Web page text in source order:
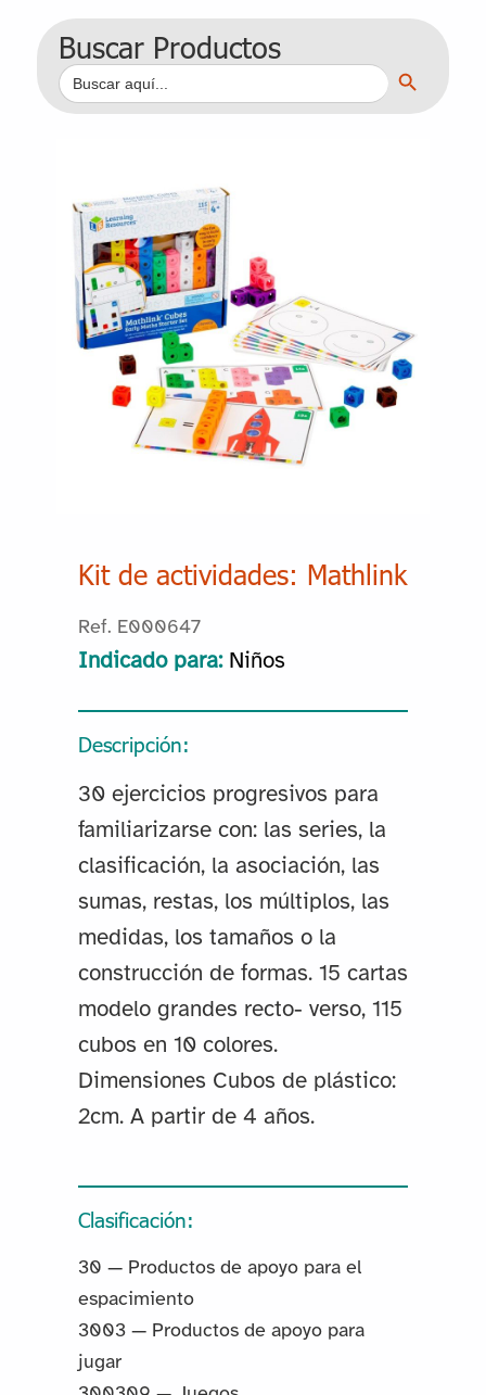
Buscar Productos
Buscar:
Kit de actividades: Mathlink
Ref. E000647
Indicado para: Niños
Descripción:
30 ejercicios progresivos para
familiarizarse con: las series, la
clasificación, la asociación, las
sumas, restas, los múltiplos, las
medidas, los tamaños o la
construcción de formas. 15 cartas
modelo grandes recto- verso, 115
cubos en 10 colores.
Dimensiones Cubos de plástico:
2cm. A partir de 4 años.
Clasificación:
30 — Productos de apoyo para el
espacimiento
3003 — Productos de apoyo para
jugar